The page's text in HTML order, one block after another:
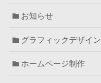
お知らせ
グラフィックデザイン
ホームページ制作